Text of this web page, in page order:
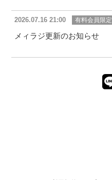
2026.07.16 21:00 有料会員限定
メィラジ更新のお知らせ